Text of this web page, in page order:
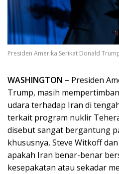
Presiden Amerika Serikat Donald
WASHINGTON – Presiden
Trump, masih
udara terhadap Iran di
terkait program nuklir
disebut sangat bergantung
khususnya, Steve Witkoff
apakah Iran benar-benar
kesepakatan atau sekadar